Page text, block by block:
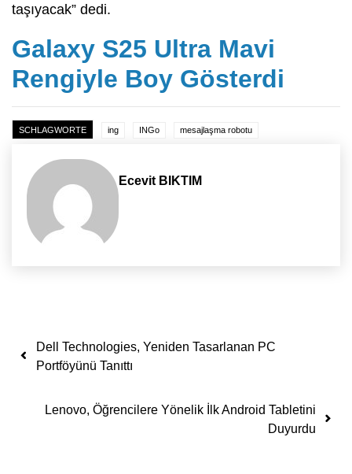
taşıyacak” dedi.
Galaxy S25 Ultra Mavi
Rengiyle Boy Gösterdi
SCHLAGWORTE ing INGo mesajlaşma robotu
Ecevit BIKTIM
Yazı dolaşımı
Dell Technologies, Yeniden Tasarlanan PC
Portföyünü Tanıttı
Lenovo, Öğrencilere Yönelik İlk Android Tabletini
Duyurdu